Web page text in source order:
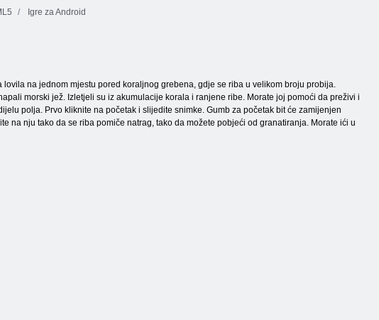
Igre za Android
na jednom mjestu pored koraljnog grebena, gdje se riba u velikom broju probija.
morski jež. Izletjeli su iz akumulacije korala i ranjene ribe. Morate joj pomoći da preživi i
polja. Prvo kliknite na početak i slijedite snimke. Gumb za početak bit će zamijenjen
na nju tako da se riba pomiče natrag, tako da možete pobjeći od granatiranja. Morate ići u